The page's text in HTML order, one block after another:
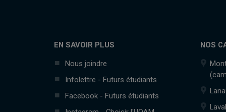
EN SAVOIR PLUS
Nous joindre
Infolettre - Futurs étudiants
Facebook - Futurs étudiants
NOS
Laval